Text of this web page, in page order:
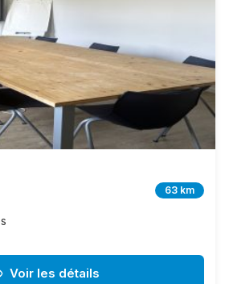
63 km
Voir les détails